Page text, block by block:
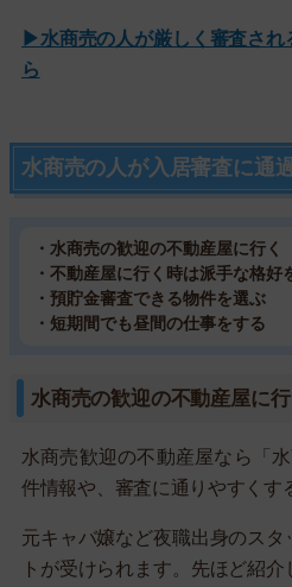
▶水商売の人が厳しく審査され
ら
水商売の人が入居審査に通
・水商売の歓迎の不動産屋に行く
・不動産屋に行く時は派手な格好
・預貯金審査できる物件を選ぶ
・短期間でも昼間の仕事をする
水商売の歓迎の不動産屋に行
水商売歓迎の不動産屋なら「
件情報や、審査に通りやすくす
元キャバ嬢など夜職出身のス
トが受けられます。先ほど紹